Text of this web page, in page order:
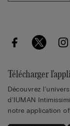
Télécharger
Découvrez
d'IUMAN
notre application